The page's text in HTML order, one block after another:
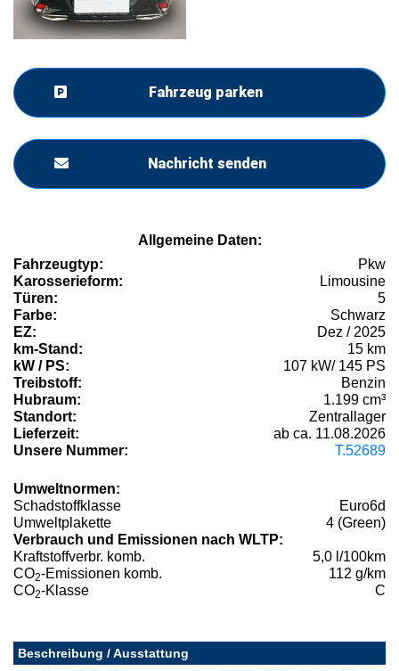
Fahrzeug parken
Nachricht senden
Allgemeine Daten:
Fahrzeugtyp:
Pkw
Karosserieform:
Limousine
Türen:
5
Farbe:
Schwarz
EZ:
Dez / 2025
km-Stand:
15 km
kW / PS:
107 kW/ 145 PS
Treibstoff:
Benzin
Hubraum:
1.199 cm³
Standort:
Zentrallager
Lieferzeit:
ab ca. 11.08.2026
Unsere Nummer:
T.52689
Umweltnormen:
Schadstoffklasse
Euro6d
Umweltplakette
4 (Green)
Verbrauch und Emissionen nach WLTP:
Kraftstoffverbr. komb.
5,0 l/100km
CO2-Emissionen komb.
112 g/km
CO2-Klasse C
Beschreibung / Ausstattung